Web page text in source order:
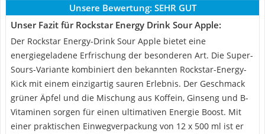
Unsere Bewertung: SEHR GUT
Unser Fazit für Rockstar Energy Drink Sour Apple:
Der Rockstar Energy-Drink Sour Apple bietet eine
energiegeladene Erfrischung der besonderen Art. Die Super-
Sours-Variante kombiniert den bekannten Rockstar-Energy-
Kick mit einem einzigartig sauren Erlebnis. Der Geschmack
grüner Äpfel und die Mischung aus Koffein, Ginseng und B-
Vitaminen sorgen für einen ultimativen Energie Boost. Mit
einer praktischen Einwegverpackung von 12 x 500 ml ist er